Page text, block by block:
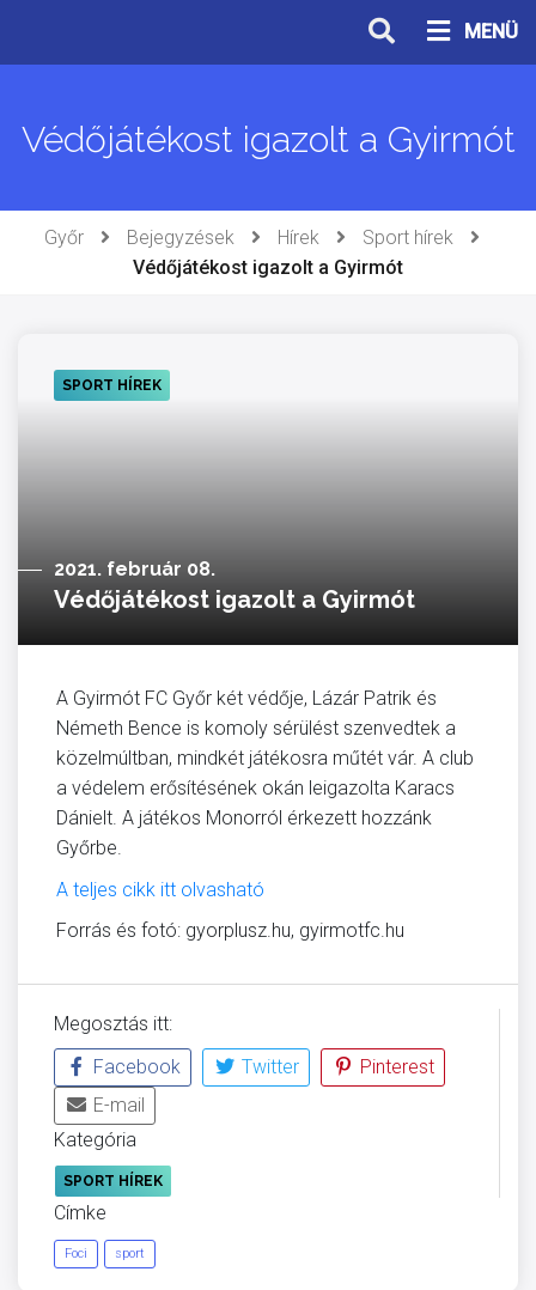
tartalomhoz
MENÜ
Védőjátékost igazolt a Gyirmót
Győr Bejegyzések Hírek
Sport hírek
Védőjátékost igazolt a Gyirmót
SPORT HÍREK
2021. február 08.
Védőjátékost igazolt a Gyirmót
A Gyirmót FC Győr két védője, Lázár Patrik és
Németh Bence is komoly sérülést szenvedtek a
közelmúltban, mindkét játékosra műtét vár. A club
a védelem erősítésének okán leigazolta Karacs
Dánielt. A játékos Monorról érkezett hozzánk
Győrbe.
A teljes cikk itt olvasható
Forrás és fotó: gyorplusz.hu, gyirmotfc.hu
Megosztás itt:
Facebook
Twitter
Pinterest
E-mail
Kategória
SPORT HÍREK
Címke
Foci sport